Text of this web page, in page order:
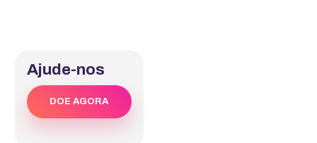
Ajude-nos
DOE AGORA